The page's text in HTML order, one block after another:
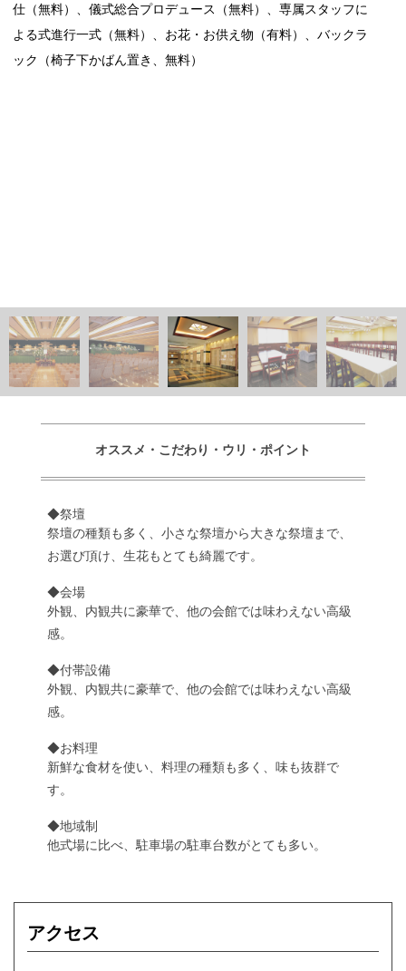
仕（無料）、儀式総合プロデュース（無料）、専属スタッフに
よる式進行一式（無料）、お花・お供え物（有料）、バックラ
ック（椅子下かばん置き、無料）
オススメ・こだわり・ウリ・ポイント
◆祭壇
祭壇の種類も多く、小さな祭壇から大きな祭壇まで、
お選び頂け、生花もとても綺麗です。
◆会場
外観、内観共に豪華で、他の会館では味わえない高級
感。
◆付帯設備
外観、内観共に豪華で、他の会館では味わえない高級
感。
◆お料理
新鮮な食材を使い、料理の種類も多く、味も抜群で
す。
◆地域制
他式場に比べ、駐車場の駐車台数がとても多い。
アクセス